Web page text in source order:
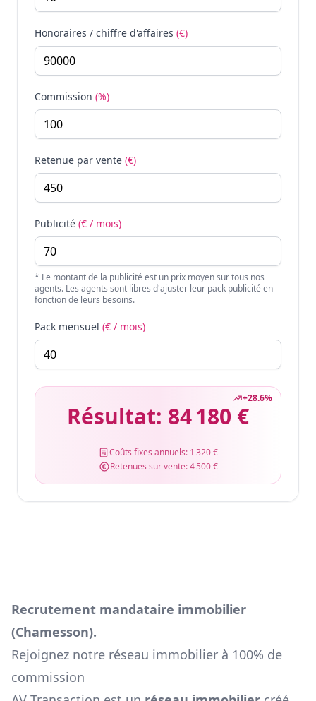
Honoraires / chiffre d'affaires (€)
Commission (%)
Retenue par vente (€)
Publicité (€ / mois)
* Le montant de la publicité est un prix moyen sur tous nos
agents. Les agents sont libres d'ajuster leur pack publicité en
fonction de leurs besoins.
Pack mensuel (€ / mois)
+28.6%
Résultat: 84 180 €
Coûts fixes annuels: 1 320 €
Retenues sur vente:4 500 €
Recrutement mandataire immobilier
(Chamesson).
Rejoignez notre réseau immobilier à 100% de
commission